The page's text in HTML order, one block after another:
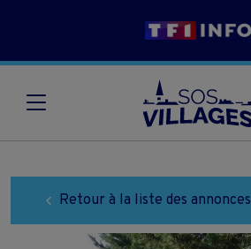
Retour à la liste des annonces